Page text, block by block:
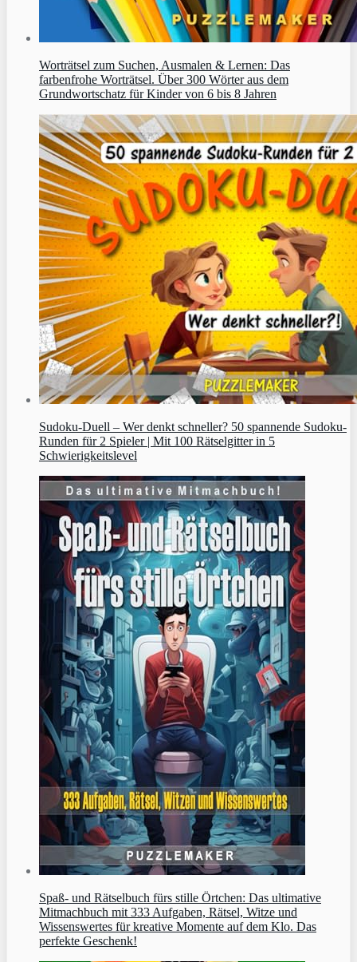
Worträtsel zum Suchen, Ausmalen & Lernen: Das
farbenfrohe Worträtsel. Über 300 Wörter aus dem
Grundwortschatz für Kinder von 6 bis 8 Jahren
Sudoku‑Duell – Wer denkt schneller? 50 spannende Sudoku-
Runden für 2 Spieler | Mit 100 Rätselgitter in 5
Schwierigkeitslevel
Spaß- und Rätselbuch fürs stille Örtchen: Das ultimative
Mitmachbuch mit 333 Aufgaben, Rätsel, Witze und
Wissenswertes für kreative Momente auf dem Klo. Das
perfekte Geschenk!